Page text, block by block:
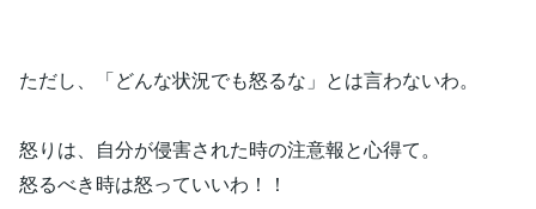
ただし、「どんな状況でも怒るな」とは言わないわ。
怒りは、自分が侵害された時の注意報と心得て。
怒るべき時は怒っていいわ！！